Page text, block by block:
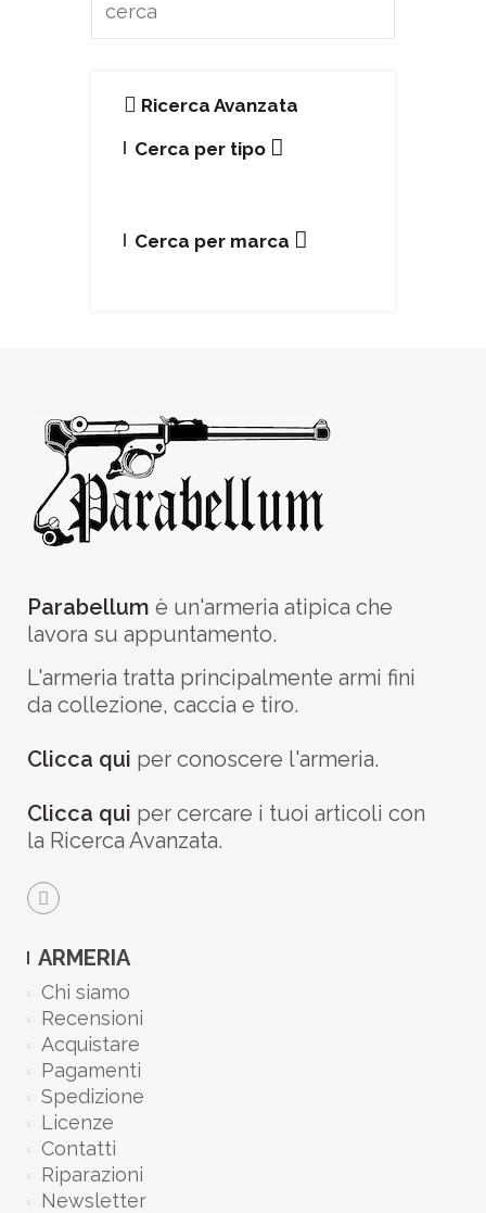
Ricerca Avanzata
Cerca per tipo
Cerca per marca
Parabellum è un'armeria atipica che
lavora su appuntamento.
L'armeria tratta principalmente armi fini
da collezione, caccia e tiro.
Clicca qui per conoscere l'armeria.
Clicca qui per cercare i tuoi articoli con
la Ricerca Avanzata.
ARMERIA
Chi siamo
Recensioni
Acquistare
Pagamenti
Spedizione
Licenze
Contatti
Riparazioni
Newsletter